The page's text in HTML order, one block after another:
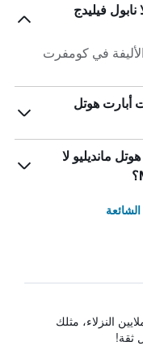
فيليدج
في كومفرت
أبارت هوتل
مانديليو لا
النزلاء، مثلك
ثقة!